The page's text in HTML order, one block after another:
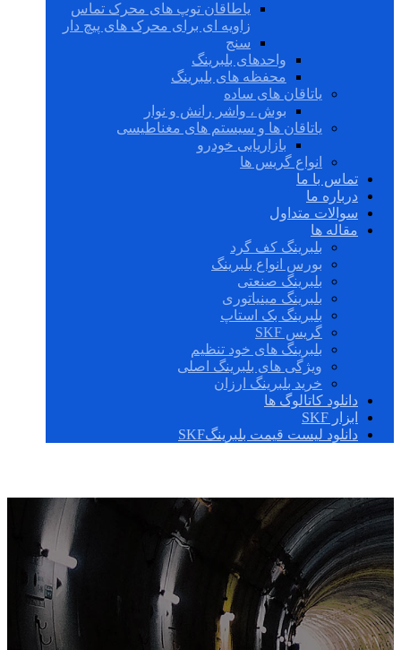
یاطاقان توپ های محرک تماس
زاویه ای برای محرک های پیچ دار
سنج
واحدهای بلبرینگ
محفظه های بلبرینگ
یاتاقان های ساده
بوش ، واشر رانش و نوار
یاتاقان ها و سیستم های مغناطیسی
بازاریابی خودرو
انواع گریس ها
تماس با ما
درباره ما
سوالات متداول
مقاله ها
بلبرینگ کف گرد
بورس انواع بلبرینگ
بلبرینگ صنعتی
بلبرینگ مینیاتوری
بلبرینگ بک استاپ
گریس SKF
بلبرینگ های خود تنظیم
ویژگی های بلبرینگ اصلی
خرید بلبرینگ ارزان
دانلود کاتالوگ ها
ابزار SKF
دانلود لیست قیمت بلبرینگSKF